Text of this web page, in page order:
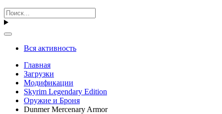
Вся активность
Главная
Загрузки
Модификации
Skyrim Legendary Edition
Оружие и Броня
Dunmer Mercenary Armor